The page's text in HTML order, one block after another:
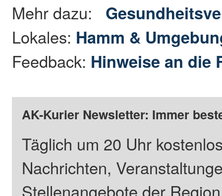
Mehr dazu:
Lokales: Hamm &
Feedback: Hinweise an die
AK-Kurier Newsletter: Immer
Täglich um 20 Uhr
Nachrichten,
Stellenangebote der